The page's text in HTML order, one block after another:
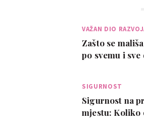
VAŽAN DIO
Zašto se
po svemu i
SIGURNOST
Sigurnost na
mjestu: Koliko